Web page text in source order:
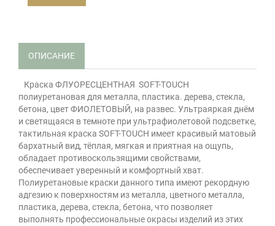
ОПИСАНИЕ
Краска ФЛУОРЕСЦЕНТНАЯ SOFT-ТOUCH
полиуретановая для металла, пластика. дерева, стекла,
бетона, цвет ФИОЛЕТОВЫЙ, на развес. Ультраяркая днём
и светящаяся в темноте при ультрафиолетовой подсветке,
тактильная краска SOFT-TOUCH имеет красивый матовый
бархатный вид, тёплая, мягкая и приятная на ощупь,
обладает противоскользящими свойствами,
обеспечивает уверенный и комфортный хват.
Полиуретановые краски данного типа имеют рекордную
адгезию к поверхностям из металла, цветного металла,
пластика, дерева, стекла, бетона, что позволяет
выполнять профессиональные окрасы изделий из этих